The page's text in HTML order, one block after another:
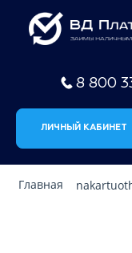
8 800
ЛИЧНЫЙ КАБИНЕТ
Главная